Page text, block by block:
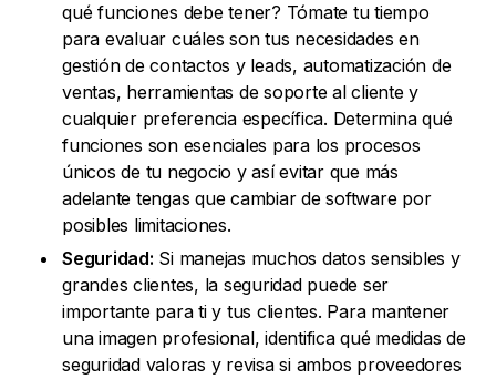
qué funciones debe tener? Tómate tu tiempo
para evaluar cuáles son tus necesidades en
gestión de contactos y leads, automatización de
ventas, herramientas de soporte al cliente y
cualquier preferencia específica. Determina qué
funciones son esenciales para los procesos
únicos de tu negocio y así evitar que más
adelante tengas que cambiar de software por
posibles limitaciones.
Seguridad: Si manejas muchos datos sensibles y
grandes clientes, la seguridad puede ser
importante para ti y tus clientes. Para mantener
una imagen profesional, identifica qué medidas de
seguridad valoras y revisa si ambos proveedores